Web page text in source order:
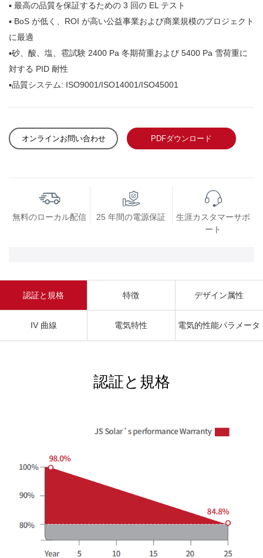
▪ 最高の品質を保証するための 3 回の EL テスト
▪ BoS が低く、ROI が高い公益事業および商業規模のプロジェクト
に最適
▪砂 、酸、塩、雹試験 2400 Pa 冬期荷重および 5400 Pa 雪荷重に
対する PID 耐性
▪品質システム: ISO9001/ISO14001/ISO45001
オンラインお問い合わせ PDFダウンロード
無料のローカル配信 25 年間の電源保証
生涯カスタマーサポ
ート
認証と規格 特徴 デザイン属性
IV 曲線 電気特性 電気的性能パラメータ
認証と規格